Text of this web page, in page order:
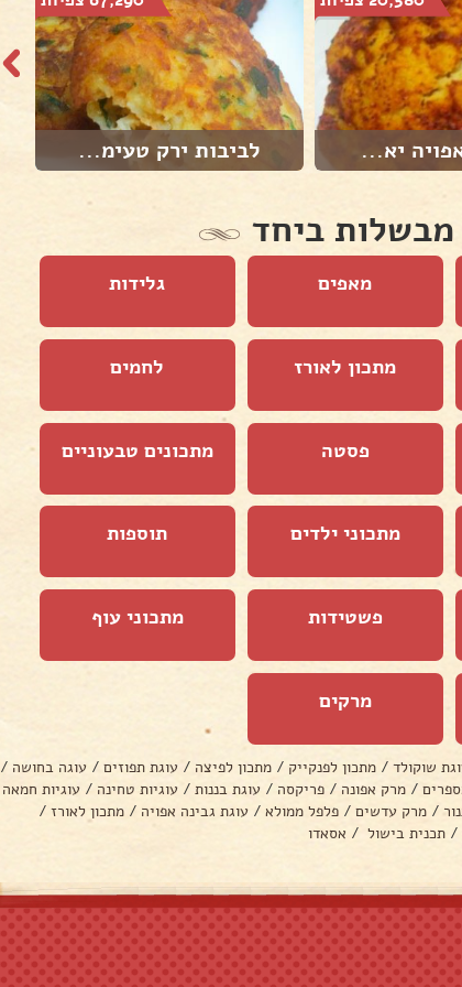
יא... לביבות ירק טעימ...
ביחד
מאפים גלידות
מתכון לאורז לחמים
פסטה מתכונים טבעוניים
מתכוני ילדים תוספות
פשטידות מתכוני עוף
מרקים
שוקולד / מתכון לפנקייק / מתכון לפיצה / עוגת תפוזים / עוגה בחושה /
/ מרק אפונה / פריקסה / עוגת בננות / עוגיות טחינה / עוגיות חמאה
/ מרק עדשים / פלפל ממולא / עוגת גבינה אפויה / מתכון לאורז /
/ תכנית בישול / אסאדו